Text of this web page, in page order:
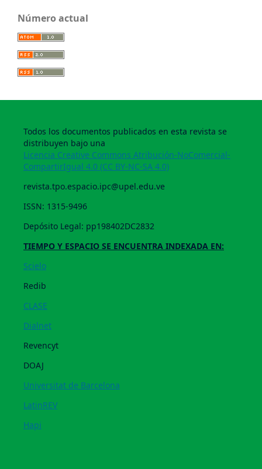
Número actual
Todos los documentos publicados en esta revista se
distribuyen bajo una
Licencia Creative Commons Atribución-NoComercial-
CompartirIgual 4.0 (CC BY-NC-SA 4.0)
revista.tpo.espacio.ipc@upel.edu.ve
ISSN: 1315-9496
Depósito Legal: pp198402DC2832
TIEMPO Y ESPACIO SE ENCUENTRA INDEXADA EN:
Scielo
Redib
CLASE
Dialnet
Revencyt
DOAJ
Universitat de Barcelona
LatinREV
Hapi